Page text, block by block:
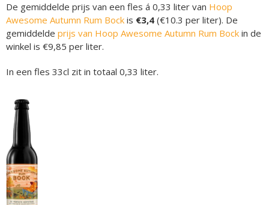
De gemiddelde prijs van een fles á 0,33 liter van Hoop
Awesome Autumn Rum Bock is €3,4 (€10.3 per liter). De
gemiddelde prijs van Hoop Awesome Autumn Rum Bock in de
winkel is €9,85 per liter.
In een fles 33cl zit in totaal 0,33 liter.